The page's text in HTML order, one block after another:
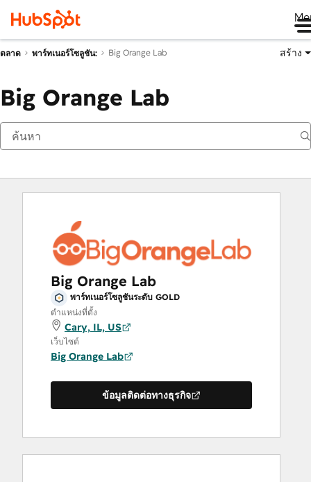
ตลาด พาร์ทเนอร์โซลูชัน: Big Orange Lab สร้าง
Big Orange Lab
Big Orange Lab
พาร์ทเนอร์โซลูชันระดับ GOLD
ตำแหน่งที่ตั้ง
Cary, IL, US
เว็บไซต์
Big Orange Lab
ข้อมูลติดต่อทางธุรกิจ